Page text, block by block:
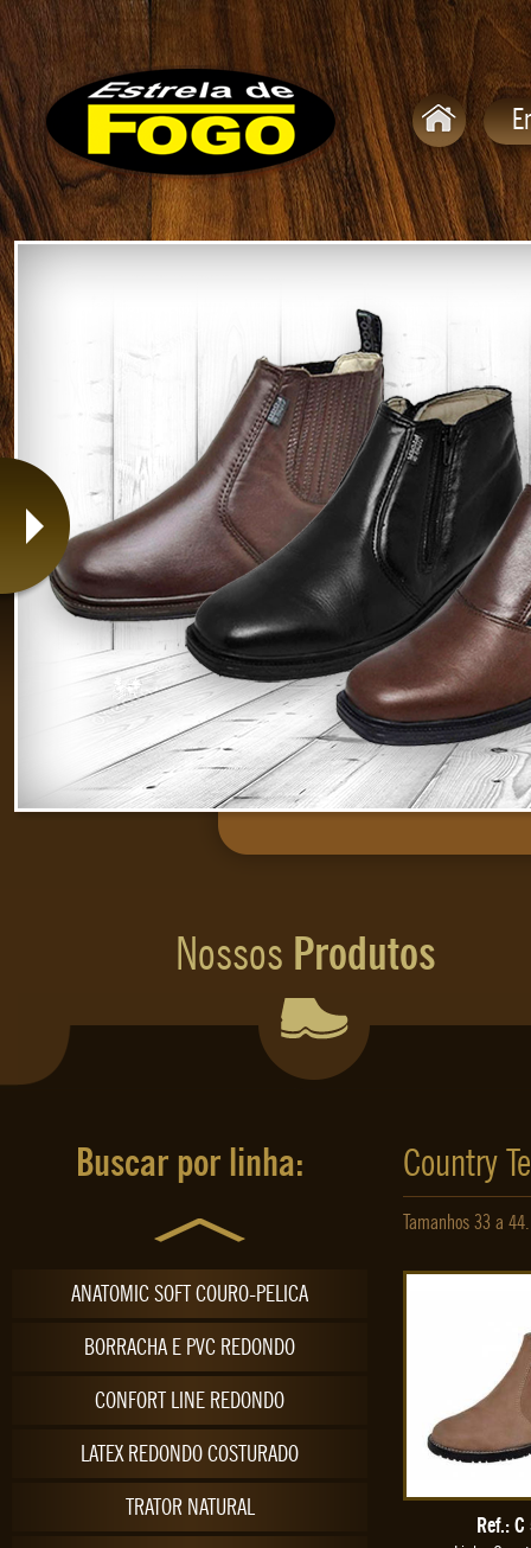
Nossos Produtos
Buscar por linha:
LATEX FRANCÊS CHOCOLATE
LATEX FRANCÊS NATURAL
LATEX FRANCÊS PRETO
LATEX QUADRADO C/ VIRA COSTURADO
LATEX REDONDO C/ VIRA PRETA
SOCIAL BORRACHA QUADRADA - GEL PELÍCA
SOLA PELICA
STAR LEVE
STRADA
TERAPIA SOFT
TEXANA ESCAMADA
TONNER SOLA BRANCA COURO
TONNER SOLA BRANCA PELICA
TRILHA PELÍCA
ULTRALEVE COURO
VIRA FRANCESA COSTURA A MÃO
YELLOW CANADIAN NATURAL
ANATOMIC SOFT COURO-PELICA
BORRACHA E PVC REDONDO
CONFORT LINE REDONDO
LATEX REDONDO COSTURADO
TRATOR NATURAL
Country
Tamanhos 33 a 44.
Ref.: